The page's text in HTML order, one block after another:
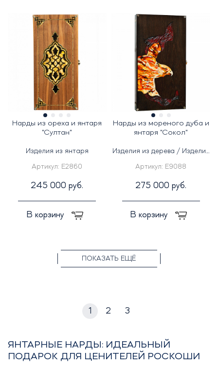
Нарды из ореха и янтаря
"Султан"
Изделия из янтаря
Артикул: E2860
245 000 руб.
В корзину
Нарды из мореного дуба и
янтаря "Сокол"
Изделия из дерева / Изделия
Артикул: E9088
275 000 руб.
В корзину
ПОКАЗАТЬ ЕЩЁ
1 2 3
ЯНТАРНЫЕ НАРДЫ: ИДЕАЛЬНЫЙ
ПОДАРОК ДЛЯ ЦЕНИТЕЛЕЙ РОСКОШИ